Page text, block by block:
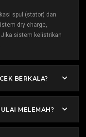
spul (stator) dan
dry charge,
Jika sistem kelistrikan
BERKALA?
MELEMAH?